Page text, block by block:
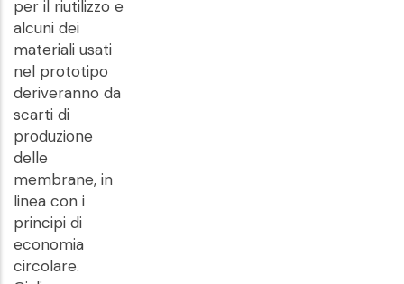
per il riutilizzo e
alcuni dei
materiali usati
nel prototipo
deriveranno da
scarti di
produzione
delle
membrane, in
linea con i
principi di
economia
circolare.